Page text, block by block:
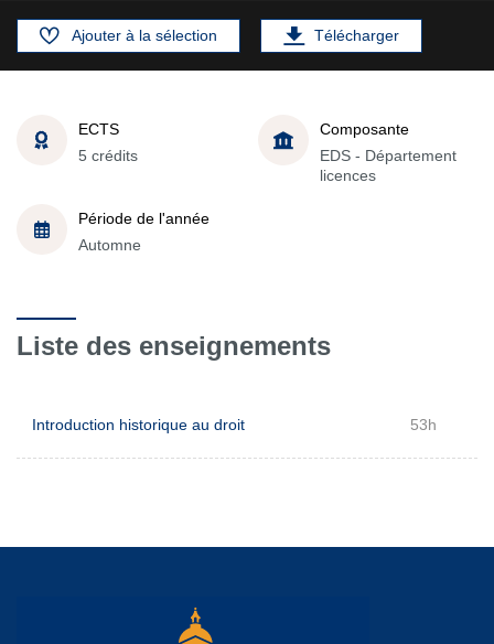
Ajouter à la sélection Télécharger
ECTS
5 crédits
Composante
EDS - Département
licences
Période de l'année
Automne
Liste des enseignements
Introduction historique au droit 53h